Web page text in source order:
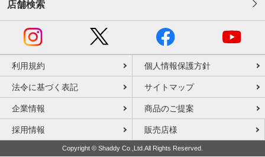
店舗検索
利用規約 個人情報保護方針
法令に基づく表記 サイトマップ
企業情報 商品のご提案
採用情報 販売店様
Copyright © Shaddy Co.,Ltd.All Rights Reserved.